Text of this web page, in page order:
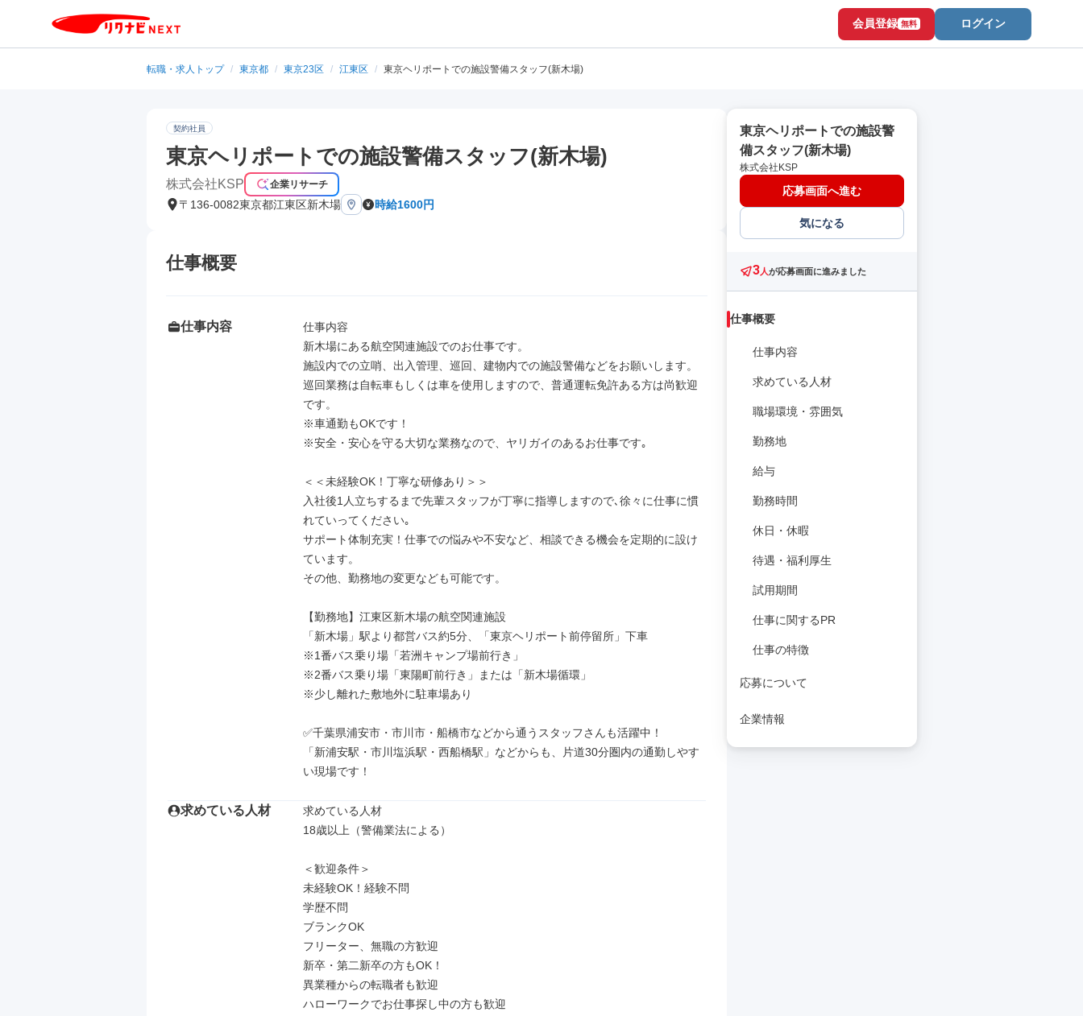
会員登録 無料 ログイン
転職・求人トップ / 東京都 / 東京23区 / 江東区 / 東京ヘリポートでの施設警備スタッフ(新木場)
契約社員
東京ヘリポートでの施設警備スタッフ(新木場)
株式会社KSP 企業リサーチ
〒136-0082東京都江東区新木場 時給1600円
仕事概要
仕事内容
仕事内容
新木場にある航空関連施設でのお仕事です。
施設内での立哨、出入管理、巡回、建物内での施設警備などをお願いします。
巡回業務は自転車もしくは車を使用しますので、普通運転免許ある方は尚歓迎
です。
※車通勤もOKです！
※安全・安心を守る大切な業務なので、ヤリガイのあるお仕事です｡
＜＜未経験OK！丁寧な研修あり＞＞
入社後1人立ちするまで先輩スタッフが丁寧に指導しますので､徐々に仕事に慣
れていってください｡
サポート体制充実！仕事での悩みや不安など、相談できる機会を定期的に設け
ています。
その他、勤務地の変更なども可能です。
【勤務地】江東区新木場の航空関連施設
「新木場」駅より都営バス約5分、「東京ヘリポート前停留所」下車
※1番バス乗り場「若洲キャンプ場前行き」
※2番バス乗り場「東陽町前行き」または「新木場循環」
※少し離れた敷地外に駐車場あり
✅千葉県浦安市・市川市・船橋市などから通うスタッフさんも活躍中！
「新浦安駅・市川塩浜駅・西船橋駅」などからも、片道30分圏内の通勤しやす
い現場です！
求めている人材
求めている人材
18歳以上（警備業法による）
＜歓迎条件＞
未経験OK！経験不問
学歴不問
ブランクOK
フリーター、無職の方歓迎
新卒・第二新卒の方もOK！
異業種からの転職者も歓迎
ハローワークでお仕事探し中の方も歓迎
東京ヘリポートでの施設警
備スタッフ(新木場)
株式会社KSP
応募画面へ進む
気になる
3人が応募画面に進みました
仕事概要
仕事内容
求めている人材
職場環境・雰囲気
勤務地
給与
勤務時間
休日・休暇
待遇・福利厚生
試用期間
仕事に関するPR
仕事の特徴
応募について
企業情報